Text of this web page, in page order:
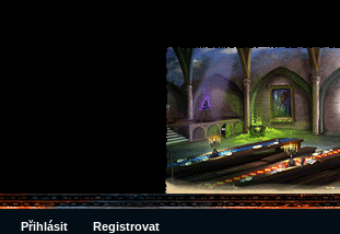
Přihlásit Registrovat